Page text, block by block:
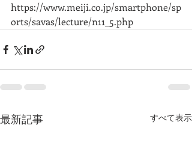
https://www.meiji.co.jp/smartphone/sp
orts/savas/lecture/n11_5.php
最新記事 すべて表示